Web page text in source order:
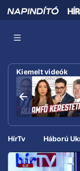
Kiemelt videók
HírTv Háború